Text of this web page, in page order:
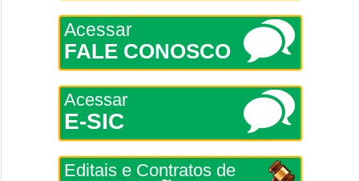
Acessar
FALE CONOSCO
Acessar
E-SIC
Editais e Contratos de